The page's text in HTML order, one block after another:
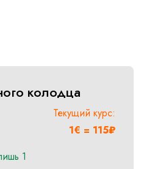
колодца
Текущий курс:
1€ = 115₽
1